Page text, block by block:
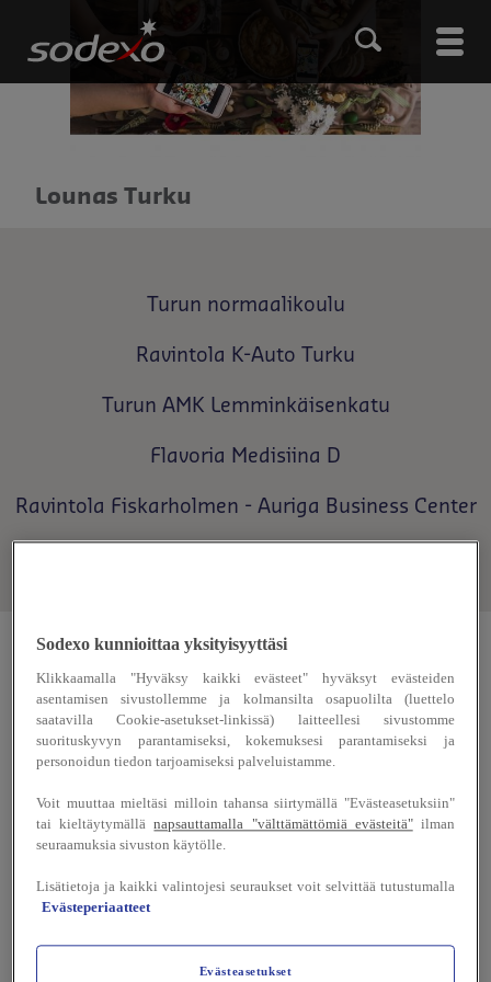
Main
Lounas Turku
Turun normaalikoulu
Ravintola K-Auto Turku
Turun AMK Lemminkäisenkatu
Flavoria Medisiina D
Ravintola Fiskarholmen - Auriga Business Center
lounasravintoloidhimme. Lounaslistamme
vaihtuvat päivittäin ja tuovat tarjolle monenlaisia
makuja – saatavilla on niin perinteisiä suomalaisia
kaukomailta.
erilaisia ruokateemoja, jotka kuljettavat sinut
Sodexo kunnioittaa yksityisyyttäsi
Klikkaamalla "Hyväksy kaikki evästeet" hyväksyt evästeiden
asentamisen sivustollemme ja kolmansilta osapuolilta (luettelo
saatavilla Cookie-asetukset-linkissä) laitteellesi sivustomme
suorituskyvyn parantamiseksi, kokemuksesi parantamiseksi ja
personoidun tiedon tarjoamiseksi palveluistamme.
Voit muuttaa mieltäsi milloin tahansa siirtymällä "Evästeasetuksiin"
tai kieltäytymällänapsauttamalla "välttämättömiä evästeitä"ilman
seuraamuksia sivuston käytölle.
Lisätietoja ja kaikki valintojesi seuraukset voit selvittää tutustumalla
Evästeperiaatteet
Evästeasetukset